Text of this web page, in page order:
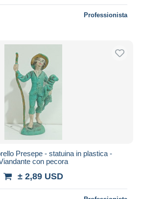
Professionista
Presepe - statuina in plastica -
con pecora
± 2,89 USD